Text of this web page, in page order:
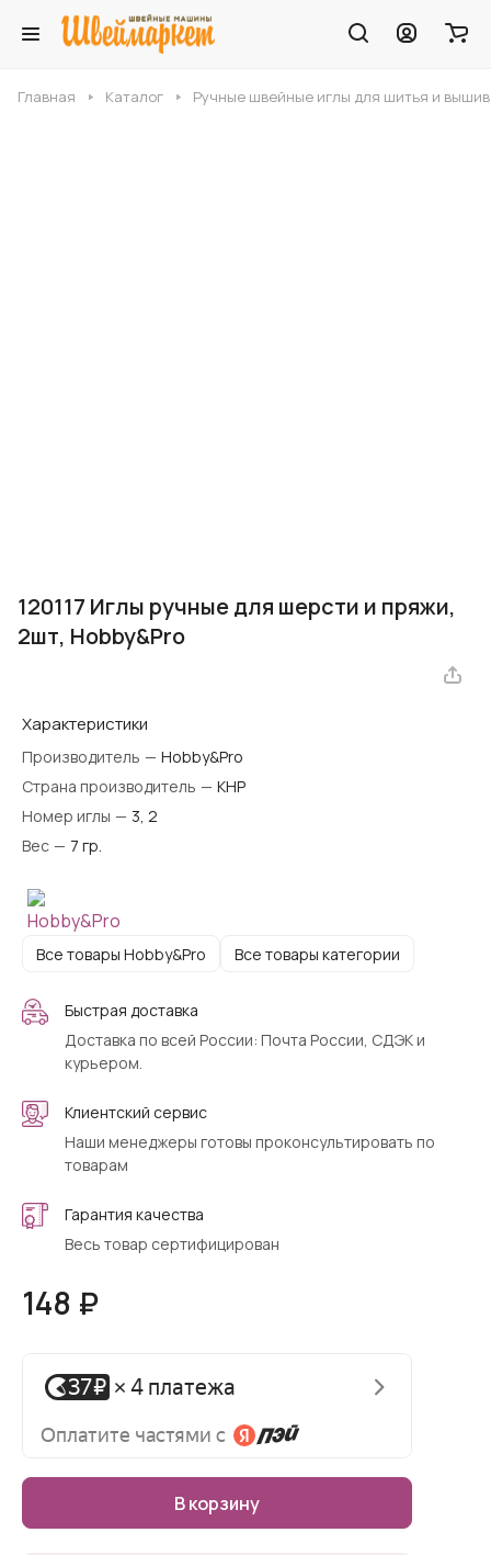
Главная Каталог Ручные швейные иглы для шитья и
120117 Иглы ручные для шерсти и пряжи,
2шт, Hobby&Pro
Характеристики
Производитель — Hobby&Pro
Страна производитель — КНР
Номер иглы — 3, 2
Вес — 7 гр.
Все товары Hobby&Pro Все товары категории
Быстрая доставка
Доставка по всей России: Почта России, СДЭК и
курьером.
Клиентский сервис
Наши менеджеры готовы проконсультировать по
товарам
Гарантия качества
Весь товар сертифицирован
148 ₽
В корзину